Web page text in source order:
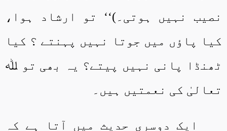
نصیب نہیں ہوتی۔)‘‘ تو ارشاد ہوا،
کیا پاؤں میں جوتا نہیں پہنتے ؟ کیا
ٹھنڈا پانی نہیں پیتے؟ یہ بھی تو ﷲ
تعالیٰ کی نعمتیں ہیں۔
ایک دوسری حدیث میں آتا ہے کہ